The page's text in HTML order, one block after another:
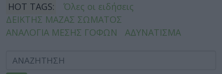
HOT TAGS:
Όλες οι ειδήσεις
ΔΕΙΚΤΗΣ ΜΑΖΑΣ ΣΩΜΑΤΟΣ
ΑΝΑΛΟΓΙΑ ΜΕΣΗΣ ΓΟΦΩΝ
ΑΔΥΝΑΤΙΣΜΑ